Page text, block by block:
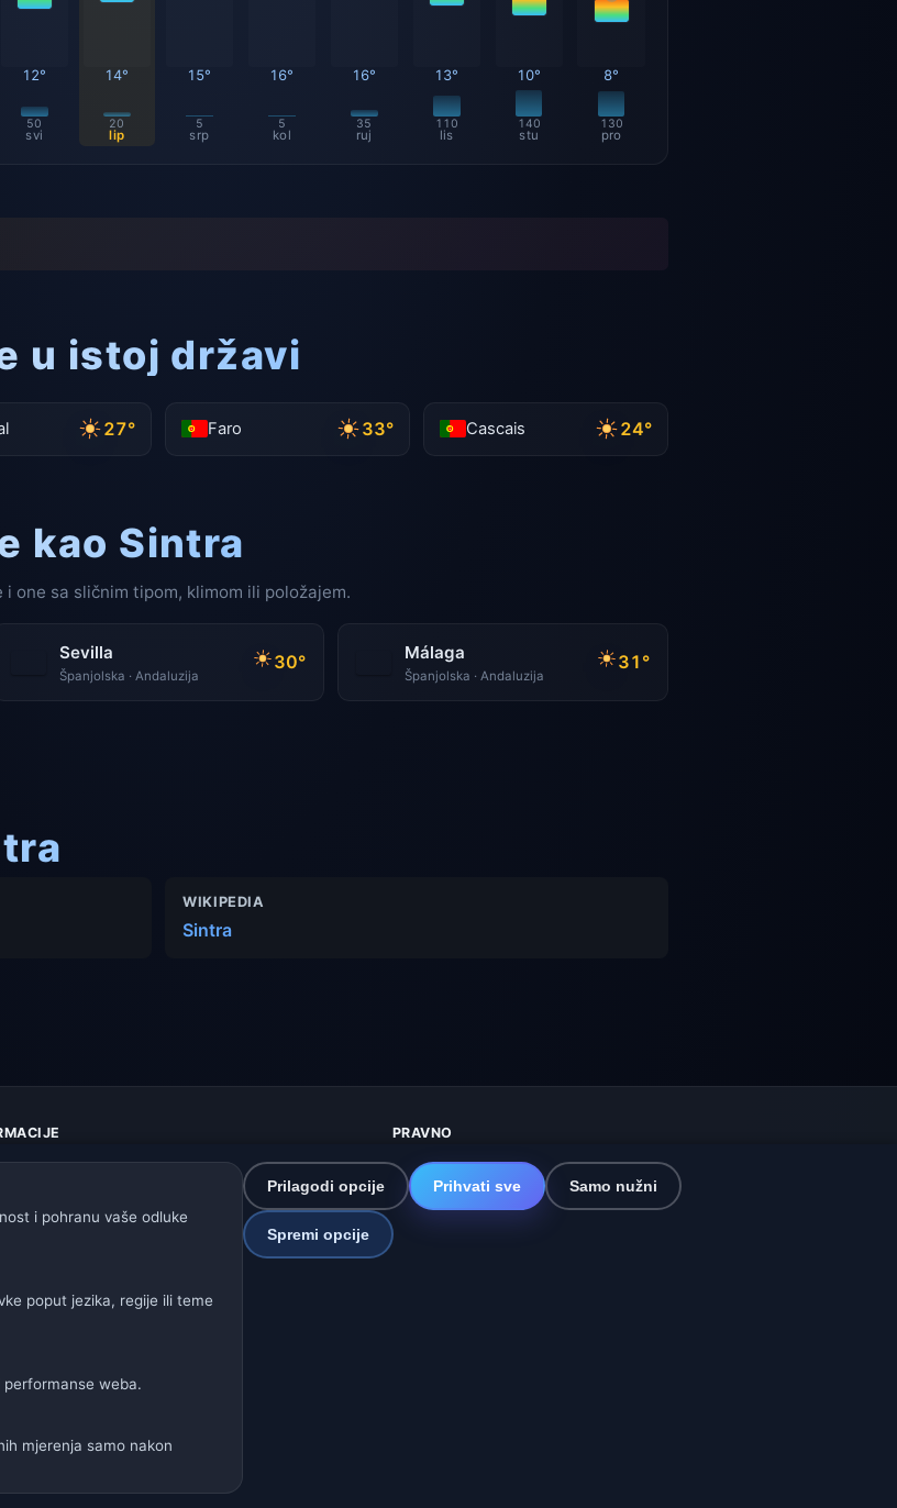
12°
50
svi
14°
20
lip
15°
5
srp
16°
5
kol
16°
35
ruj
13°
110
lis
10°
140
stu
8°
130
pro
u istoj državi
27° Faro 33° Cascais 24°
kao Sintra
one sa sličnim tipom, klimom ili položajem.
Sevilla
Španjolska · Andaluzija
30° Málaga
Španjolska · Andaluzija
31°
WIKIPEDIA
Sintra
podataka
PRAVNO
Zaštita privatnosti
Kolačići
Uvjeti korištenja
Isključenje odgovornosti
Naše vremenske stranice:
🌍 Međunarodna vremenska mreža
i pohranu vaše odluke
poput jezika, regije ili teme
weba.
mjerenja samo nakon
Prilagodi opcije Prihvati sve Samo nužni
Spremi opcije